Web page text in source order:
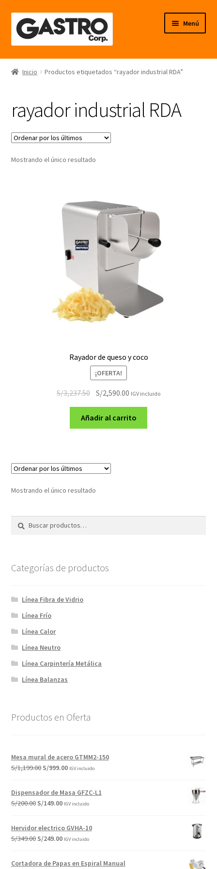
al
contenido
Menú
Línea Frío
Línea Neutro
Línea Balanzas
Línea Carpintería Metálica
Inicio Productos etiquetados “rayador industrial RDA”
rayador industrial RDA
Mostrando el único resultado
Rayador de queso y coco
¡OFERTA!
S/3,237.50 El
original
era:
S/2,590.00 El
actual
es:
IGV incluido
Añadir al carrito
Mostrando el único resultado
Categorías de productos
Línea Fibra de Vidrio
Línea Frío
Línea Calor
Línea Neutro
Línea Carpintería Metálica
Línea Balanzas
Productos en Oferta
Mesa mural de acero GTMM2-150
S/1,199.00 El
original
era:
S/999.00El
actual
IGV incluido
Dispensador de Masa GFZC-L1
S/200.00 El
original
era:
S/149.00El
actual
es:
IGV incluido
Hervidor electrico GVHA-10
S/349.00 El
original
S/249.00ElIGV incluido
Cortadora de Papas en Espiral Manual